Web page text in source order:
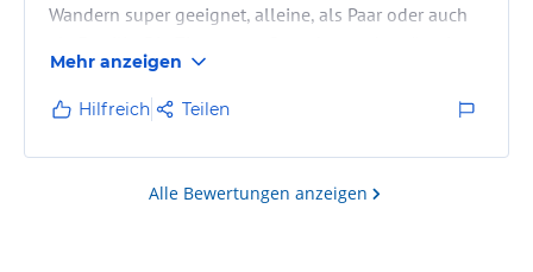
Wandern super geeignet, alleine, als Paar oder auch
das Frühstücksbuffet ausreichend und sehr lecker. Wir
hatten zwar keine Halbpension gebucht hatten, aber
trotzdem das eine oder andere mal zu abend
gegessen. Die großen Portionen haben hervorragend
Mehr anzeigen
Hilfreich Teilen
Alle Bewertungen anzeigen